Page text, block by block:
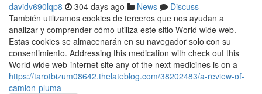
davidv690lqp8 304 days ago News
Discuss
También utilizamos cookies de terceros que nos ayudan a
analizar y comprender cómo utiliza este sitio World wide web.
Estas cookies se almacenarán en su navegador solo con su
consentimiento. Addressing this medication with check out this
World wide web-internet site any of the next medicines is on a
https://tarotbizum08642.thelateblog.com/38202483/a-review-of-
camion-pluma